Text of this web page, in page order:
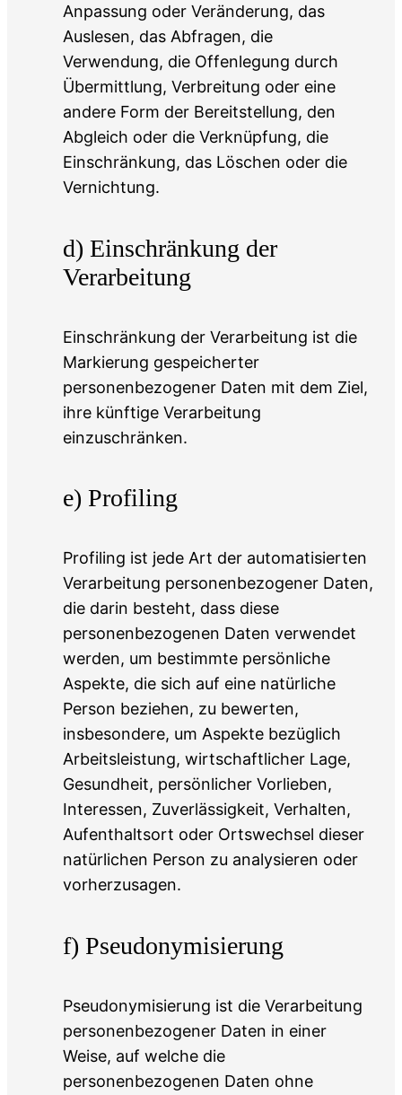
Anpassung oder Veränderung, das
Auslesen, das Abfragen, die
Verwendung, die Offenlegung durch
Übermittlung, Verbreitung oder eine
andere Form der Bereitstellung, den
Abgleich oder die Verknüpfung, die
Einschränkung, das Löschen oder die
Vernichtung.
d) Einschränkung der
Verarbeitung
Einschränkung der Verarbeitung ist die
Markierung gespeicherter
personenbezogener Daten mit dem Ziel,
ihre künftige Verarbeitung
einzuschränken.
e) Profiling
Profiling ist jede Art der automatisierten
Verarbeitung personenbezogener Daten,
die darin besteht, dass diese
personenbezogenen Daten verwendet
werden, um bestimmte persönliche
Aspekte, die sich auf eine natürliche
Person beziehen, zu bewerten,
insbesondere, um Aspekte bezüglich
Arbeitsleistung, wirtschaftlicher Lage,
Gesundheit, persönlicher Vorlieben,
Interessen, Zuverlässigkeit, Verhalten,
Aufenthaltsort oder Ortswechsel dieser
natürlichen Person zu analysieren oder
vorherzusagen.
f) Pseudonymisierung
Pseudonymisierung ist die Verarbeitung
personenbezogener Daten in einer
Weise, auf welche die
personenbezogenen Daten ohne